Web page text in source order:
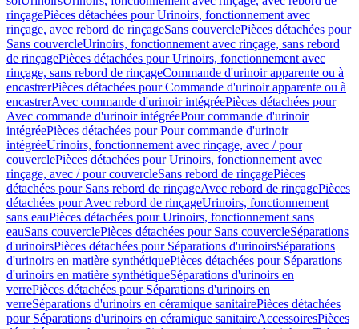
rinçagePièces détachées pour Urinoirs, fonctionnement avec
rinçage, avec rebord de rinçageSans couverclePièces détachées pour
Sans couvercleUrinoirs, fonctionnement avec rinçage, sans rebord
de rinçagePièces détachées pour Urinoirs, fonctionnement avec
rinçage, sans rebord de rinçageCommande d'urinoir apparente ou à
encastrerPièces détachées pour Commande d'urinoir apparente ou à
encastrerAvec commande d'urinoir intégréePièces détachées pour
Avec commande d'urinoir intégréePour commande d'urinoir
intégréePièces détachées pour Pour commande d'urinoir
intégréeUrinoirs, fonctionnement avec rinçage, avec / pour
couverclePièces détachées pour Urinoirs, fonctionnement avec
rinçage, avec / pour couvercleSans rebord de rinçagePièces
détachées pour Sans rebord de rinçageAvec rebord de rinçagePièces
détachées pour Avec rebord de rinçageUrinoirs, fonctionnement
sans eauPièces détachées pour Urinoirs, fonctionnement sans
eauSans couverclePièces détachées pour Sans couvercleSéparations
d'urinoirsPièces détachées pour Séparations d'urinoirsSéparations
d'urinoirs en matière synthétiquePièces détachées pour Séparations
d'urinoirs en matière synthétiqueSéparations d'urinoirs en
verrePièces détachées pour Séparations d'urinoirs en
verreSéparations d'urinoirs en céramique sanitairePièces détachées
pour Séparations d'urinoirs en céramique sanitaireAccessoiresPièces